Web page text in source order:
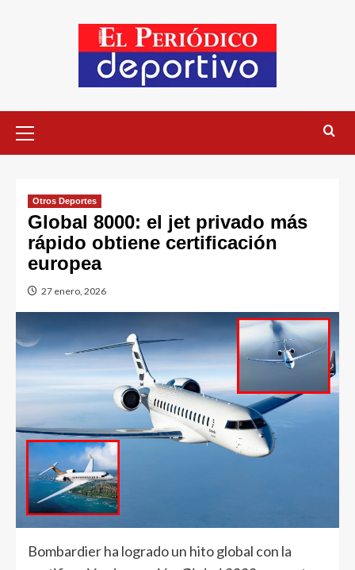
Otros Deportes
Global 8000: el jet privado más
rápido obtiene certificación
europea
27 enero, 2026
Bombardier ha logrado un hito global con la